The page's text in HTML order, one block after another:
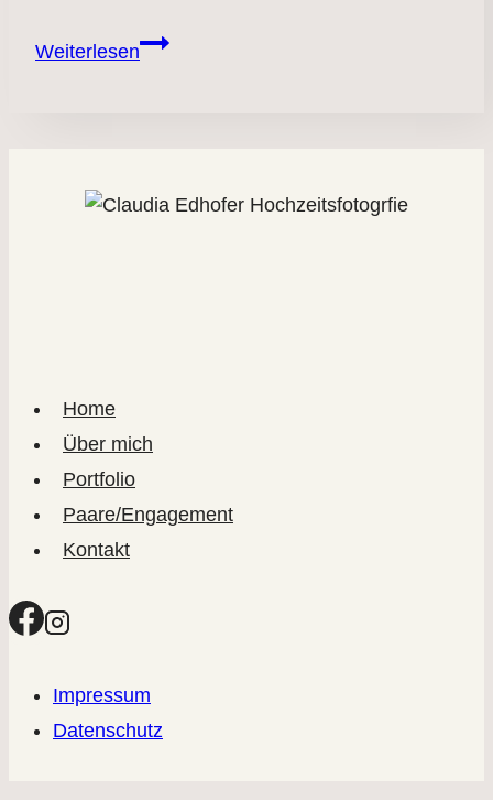
WeiterlesenHochzeitslocation
Home
Über mich
Portfolio
Paare/Engagement
Kontakt
Impressum
Datenschutz